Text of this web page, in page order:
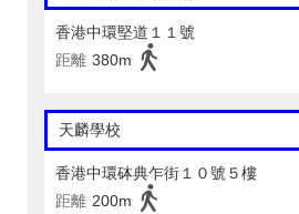
香港中環堅道１１號
距離 380m
天麟學校
香港中環砵典乍街１０號５樓
距離 200m